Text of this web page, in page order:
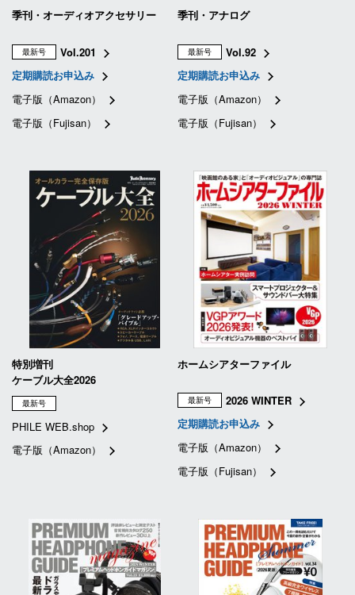
季刊・オーディオアクセサリー
最新号
Vol.201
定期購読お申込み
電子版（Amazon）
電子版（Fujisan）
季刊・アナログ
最新号
Vol.92
定期購読お申込み
電子版（Amazon）
電子版（Fujisan）
特別増刊
ケーブル大全2026
最新号
PHILE WEB.shop
電子版（Amazon）
ホームシアターファイル
最新号
2026 WINTER
定期購読お申込み
電子版（Amazon）
電子版（Fujisan）